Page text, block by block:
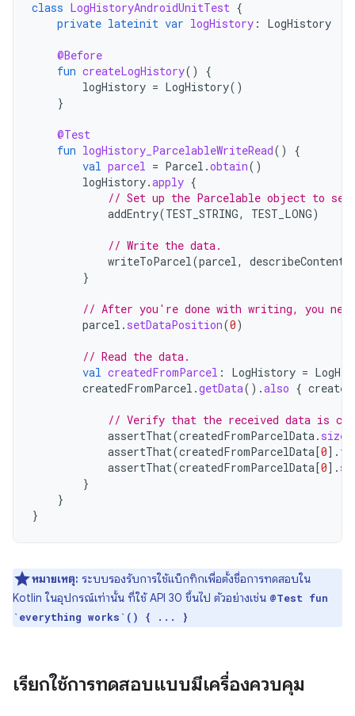
class LogHistoryAndroidUnitTest {
private lateinit var logHistory : LogHistory
@Before
fun createLogHistory()
{
logHistory = LogHistory()
}
@Test
fun logHistory_ParcelableWriteRead()
{
val parcel = Parcel .obtain()
logHistory.apply {
// Set up the Parcelable object to
addEntry(TEST_STRING, TEST_LONG)
// Write the data.
writeToParcel(parcel, describeContents
}
// After you're done with writing, you
parcel . setDataPosition(0)
// Read the data.
val createdFromParcel : LogHistory =
createdFromParcel .getData().also {
// Verify that the received data is
assertThat(createdFromParcelData. size
assertThat(createdFromParcelData[0] .
assertThat(createdFromParcelData[0] .
}
}
}
หมายเหตุ: ระบบรองรับการใช้แบ็กทิกเพื่อตั้งชื่อการทดสอบใน
Kotlin ในอุปกรณ์เท่านั้น ที่ใช้ API 30 ขึ้นไป ตัวอย่างเช่น @Test fun
`everything works`() { ... }
เรียกใช้การทดสอบแบบมีเครื่องควบคุม